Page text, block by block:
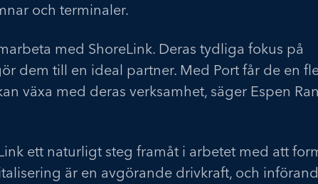
och terminaler.
med ShoreLink. Deras tydliga fokus på
dem till en ideal partner. Med Port får de en
växa med deras verksamhet, säger Espen
ett naturligt steg framåt i arbetet med att
är en avgörande drivkraft, och